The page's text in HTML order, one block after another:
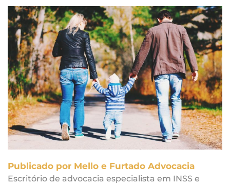
Publicado por Mello e Furtado Advocacia
Escritório de advocacia especialista em INSS e